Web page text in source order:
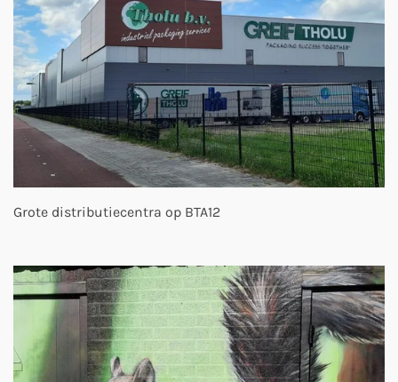
Grote distributiecentra op BTA12